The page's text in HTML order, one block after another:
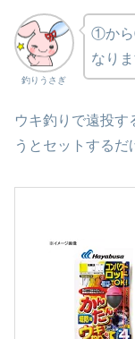
釣りうさぎ
①から
なり
ウキ釣りで遠投す
うとセットするだ